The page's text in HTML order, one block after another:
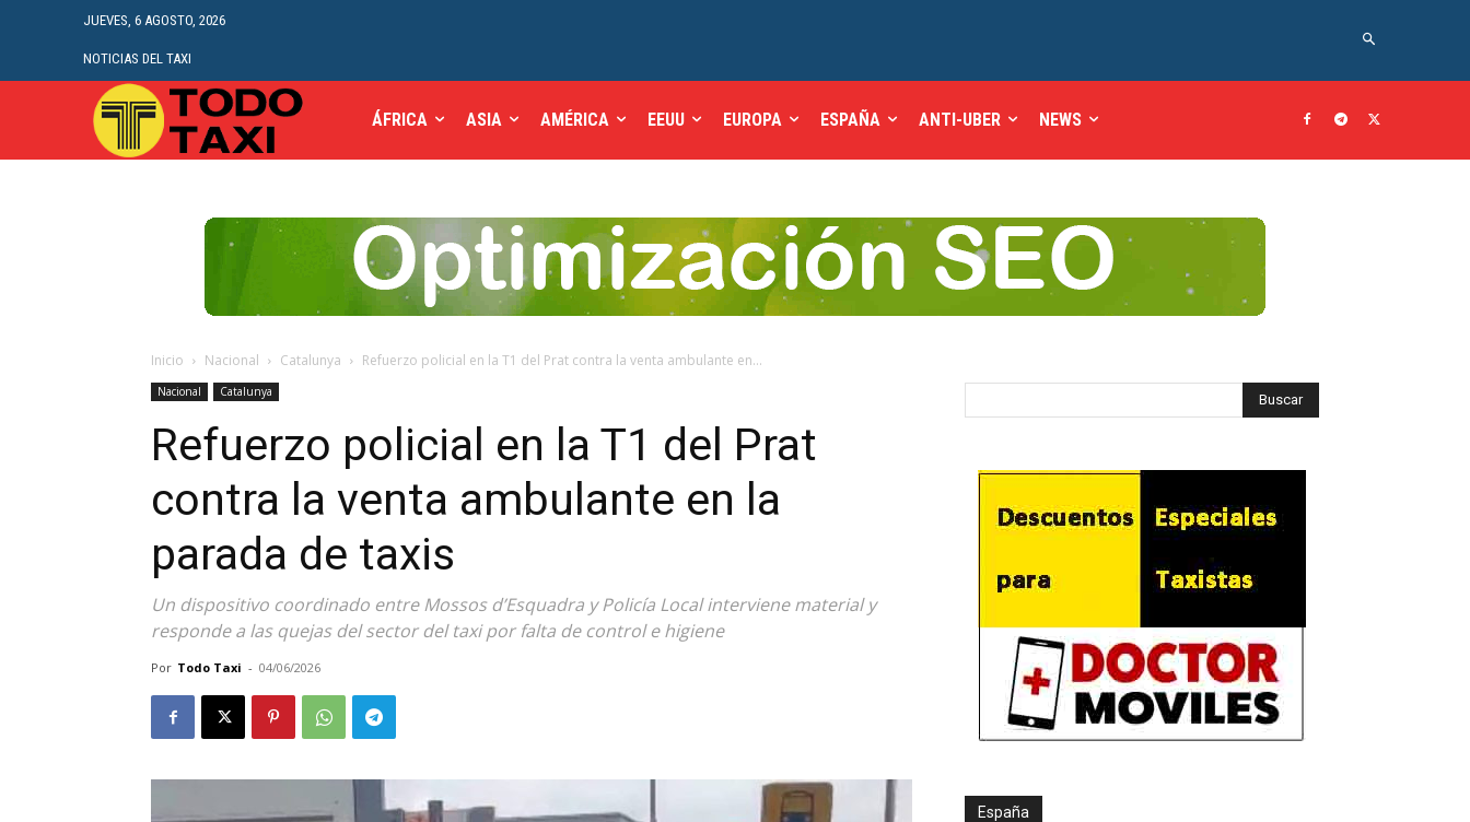
JUEVES, 6 AGOSTO, 2026
NOTICIAS DEL TAXI
ÁFRICA ASIA AMÉRICA EEUU EUROPA ESPAÑA ANTI-UBER NEWS
Inicio Nacional Catalunya Refuerzo policial en la T1 del Prat contra la venta ambulante en...
Nacional Catalunya
Refuerzo policial en la T1 del Prat
contra la venta ambulante en la
parada de taxis
Un dispositivo coordinado entre Mossos d’Esquadra y Policía Local interviene material y
responde a las quejas del sector del taxi por falta de control e higiene
Por Todo Taxi - 04/06/2026
España